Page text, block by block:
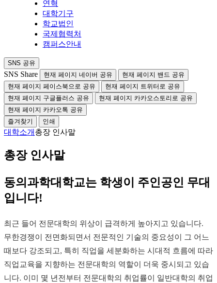
연혁
대학기구
학교법인
국제협력처
캠퍼스안내
SNS 공유
SNS Share 현재 페이지 네이버 공유
현재 페이지 밴드 공유
현재 페이지 페이스북으로 공유
현재 페이지 트위터로 공유
현재 페이지 구글플러스 공유
현재 페이지 카카오스토리로 공유
현재 페이지 카카오톡 공유
즐겨찾기
인쇄
대학소개 총장 인사말
총장 인사말
동의과학대학교는 학생이 주인공인 무대
입니다!
최근 들어 전문대학의 위상이 급격하게 높아지고 있습니다.
무한경쟁이 전면화되면서 전문적인 기술의 중요성이 그 어느
때보다 강조되고, 특히 직업을 세분화하는 시대적 흐름에 따라
직업교육을 지향하는 전문대학의 역할이 더욱 중시되고 있습
니다. 이미 몇 년전부터 전문대학의 취업률이 일반대학의 취업